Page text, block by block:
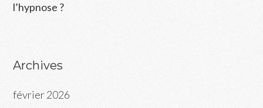
l’hypnose ?
Archives
février 2026